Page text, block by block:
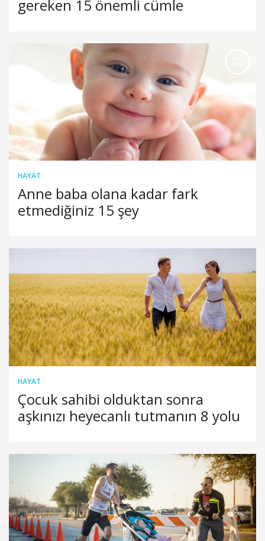
gereken 15 önemli cümle
HAYAT
Anne baba olana kadar fark
etmediğiniz 15 şey
HAYAT
Çocuk sahibi olduktan sonra
aşkınızı heyecanlı tutmanın 8 yolu